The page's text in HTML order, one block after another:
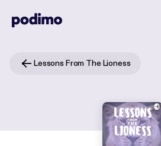
Lessons From The Lioness